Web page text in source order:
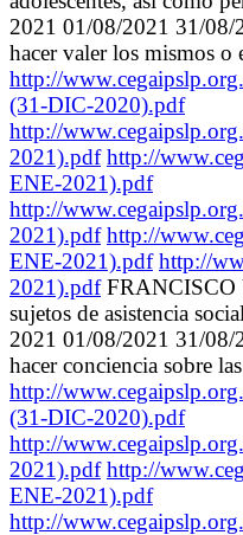
2021 01/08/2021 31/08/
hacer valer los mismos o
http://
(31-DIC-2020).pdf
http://
2021).pdf http://
ENE-2021).pdf
http://
2021).pdf http://
ENE-2021).pdf http://
2021).pdfFRANCISCO
sujetos de asistencia
2021 01/08/2021 31/08/
hacer conciencia sobre
http://
(31-DIC-2020).pdf
http://
2021).pdf http://
ENE-2021).pdf
http://